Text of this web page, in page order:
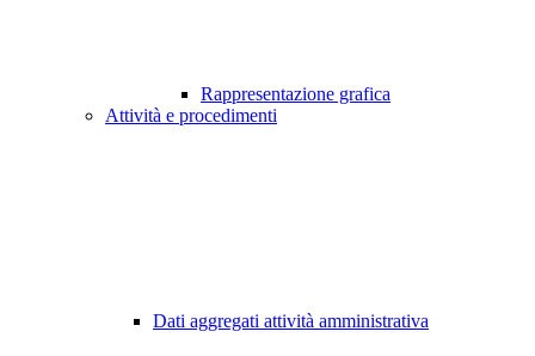
Rappresentazione grafica
Attività e procedimenti
Dati aggregati attività amministrativa